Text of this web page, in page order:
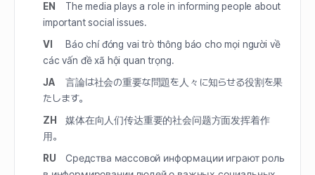
EN
The media plays a role in informing people about
important social issues.
VI
Báo chí đóng vai trò thông báo cho mọi người về
các vấn đề xã hội quan trọng.
JA
言論は社会の重要な問題を人々に知らせる役割を果
たします。
ZH
媒体在向人们传达重要的社会问题方面发挥着作
用。
RU
Средства массовой информации играют роль